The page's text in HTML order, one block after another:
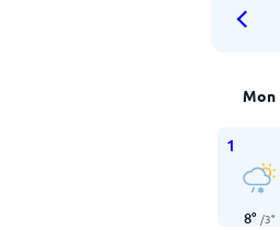
Mon
1
8° /3°